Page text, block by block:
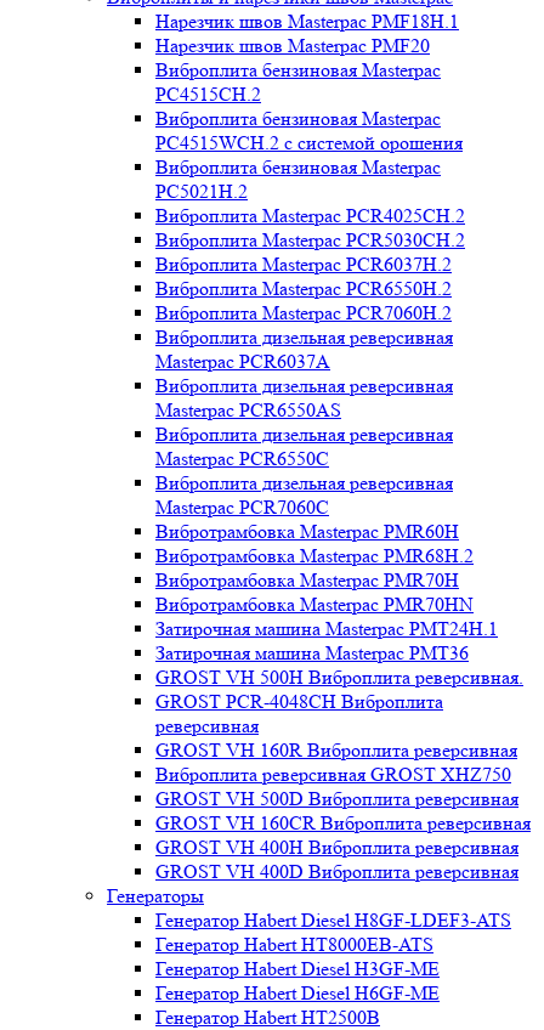
Нарезчик швов Masterpac PMF18H.1
Нарезчик швов Masterpac PMF20
Виброплита бензиновая Masterpac
PC4515CH.2
Виброплита бензиновая Masterpac
PC4515WCH.2 с системой орошения
Виброплита бензиновая Masterpac
PC5021H.2
Виброплита Masterpac PCR4025CH.2
Виброплита Masterpac PCR5030CH.2
Виброплита Masterpac PCR6037H.2
Виброплита Masterpac PCR6550H.2
Виброплита Masterpac PCR7060H.2
Виброплита дизельная реверсивная
Masterpac PCR6037A
Виброплита дизельная реверсивная
Masterpac PCR6550AS
Виброплита дизельная реверсивная
Masterpac PCR6550C
Виброплита дизельная реверсивная
Masterpac PCR7060C
Вибротрамбовка Masterpac PMR60H
Вибротрамбовка Masterpac PMR68H.2
Вибротрамбовка Masterpac PMR70H
Вибротрамбовка Masterpac PMR70HN
Затирочная машина Masterpac PMT24H.1
Затирочная машина Masterpac PMT36
GROST VH 500H Виброплита реверсивная.
GROST PCR-4048CH Виброплита
реверсивная
GROST VH 160R Виброплита реверсивная
Виброплита реверсивная GROST XHZ750
GROST VH 500D Виброплита реверсивная
GROST VH 160CR Виброплита реверсивная
GROST VH 400H Виброплита реверсивная
GROST VH 400D Виброплита реверсивная
Генераторы
Генератор Habert Diesel H8GF-LDEF3-ATS
Генератор Habert HT8000EB-ATS
Генератор Habert Diesel H3GF-ME
Генератор Habert Diesel H6GF-ME
Генератор Habert HT2500B